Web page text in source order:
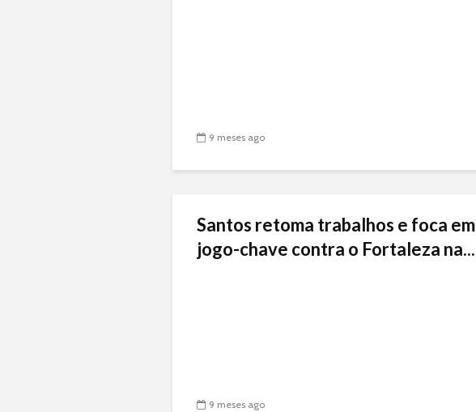
9 meses ago
Santos retoma trabalhos e foca em
jogo-chave contra o Fortaleza na...
9 meses ago